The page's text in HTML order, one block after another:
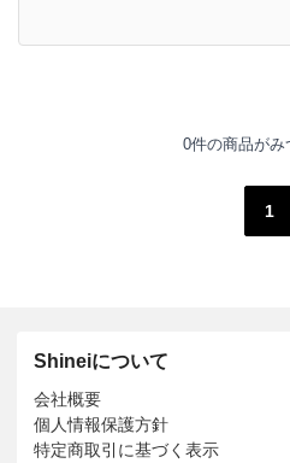
0件の商品がみ
1
Shineiについて
会社概要
個人情報保護方針
特定商取引に基づく表示